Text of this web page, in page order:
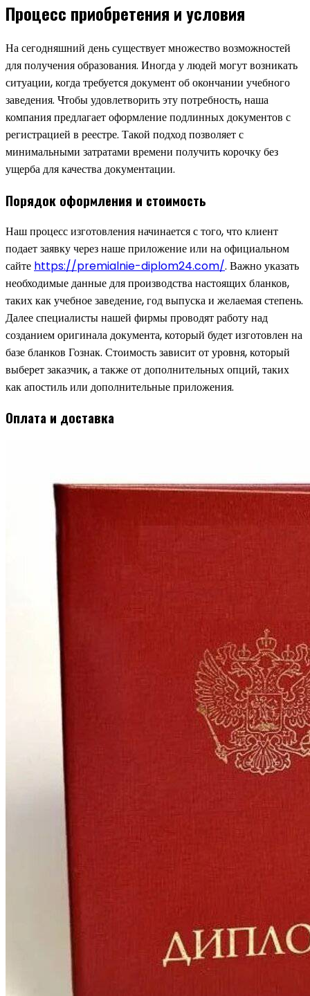
Процесс приобретения и условия
На сегодняшний день существует множество возможностей
для получения образования. Иногда у людей могут возникать
ситуации, когда требуется документ об окончании учебного
заведения. Чтобы удовлетворить эту потребность, наша
компания предлагает оформление подлинных документов с
регистрацией в реестре. Такой подход позволяет с
минимальными затратами времени получить корочку без
ущерба для качества документации.
Порядок оформления и стоимость
Наш процесс изготовления начинается с того, что клиент
подает заявку через наше приложение или на официальном
сайте https://premialnie-diplom24.com/. Важно указать
необходимые данные для производства настоящих бланков,
таких как учебное заведение, год выпуска и желаемая степень.
Далее специалисты нашей фирмы проводят работу над
созданием оригинала документа, который будет изготовлен на
базе бланков Гознак. Стоимость зависит от уровня, который
выберет заказчик, а также от дополнительных опций, таких
как апостиль или дополнительные приложения.
Оплата и доставка